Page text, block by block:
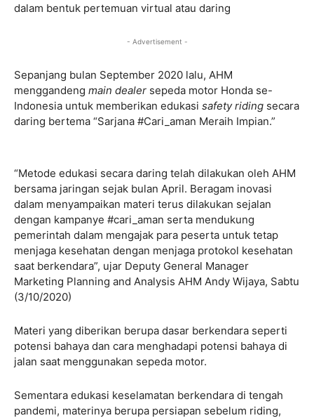
dalam bentuk pertemuan virtual atau daring
- Advertisement -
Sepanjang bulan September 2020 lalu, AHM
menggandeng main dealer sepeda motor Honda se-
Indonesia untuk memberikan edukasi safety riding secara
daring bertema “Sarjana #Cari_aman Meraih Impian.”
“Metode edukasi secara daring telah dilakukan oleh AHM
bersama jaringan sejak bulan April. Beragam inovasi
dalam menyampaikan materi terus dilakukan sejalan
dengan kampanye #cari_aman serta mendukung
pemerintah dalam mengajak para peserta untuk tetap
menjaga kesehatan dengan menjaga protokol kesehatan
saat berkendara”, ujar Deputy General Manager
Marketing Planning and Analysis AHM Andy Wijaya, Sabtu
(3/10/2020)
Materi yang diberikan berupa dasar berkendara seperti
potensi bahaya dan cara menghadapi potensi bahaya di
jalan saat menggunakan sepeda motor.
Sementara edukasi keselamatan berkendara di tengah
pandemi, materinya berupa persiapan sebelum riding,